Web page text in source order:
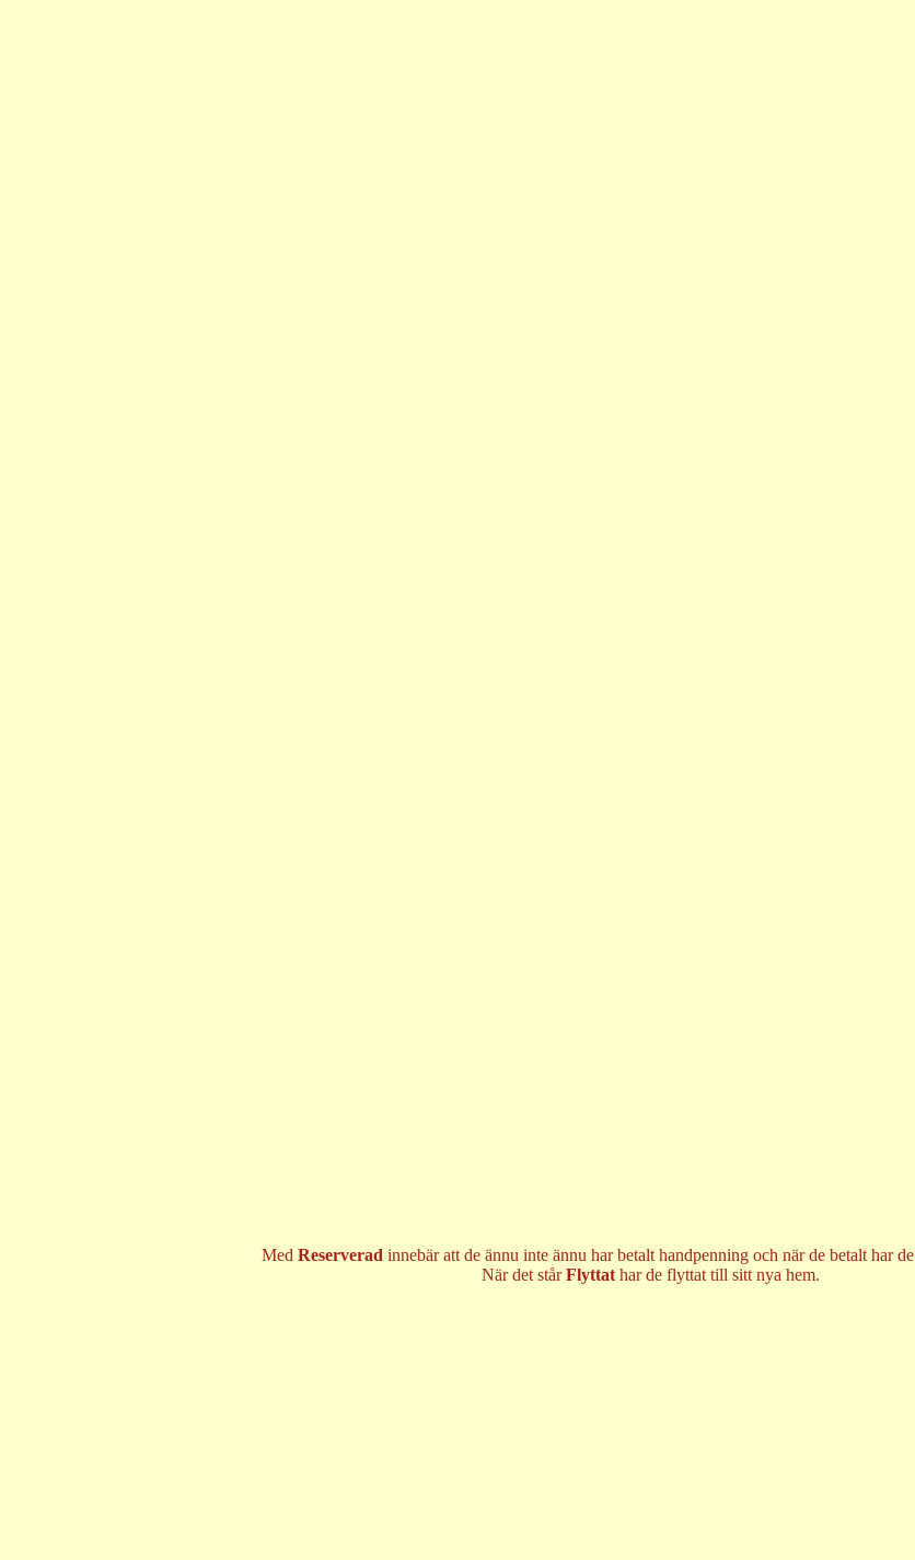
Med Reserverad innebär att de ännu inte ännu har betalt handpenning och när de betalt har de
När det stårFlyttathar de flyttat till sitt nya hem.